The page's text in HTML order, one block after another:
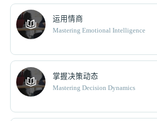
运用情商
Mastering Emotional Intelligence
掌握决策动态
Mastering Decision Dynamics